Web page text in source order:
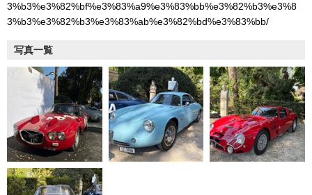
3%b3%e3%82%bf%e3%83%a9%e3%83%bb%e3%82%b3%e3%8
3%b3%e3%82%b3%e3%83%ab%e3%82%bd%e3%83%bb/
写真一覧